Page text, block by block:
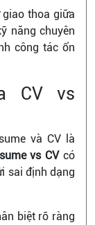
giao thoa giữa
năng chuyên
công tác ổn
CV vs
và CV là
vs CVcó
sai định dạng
biệt rõ ràng